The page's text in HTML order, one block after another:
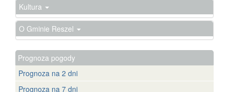
Kultura
O Gminie Reszel
Prognoza pogody
Prognoza na 2 dni
Prognoza na 7 dni